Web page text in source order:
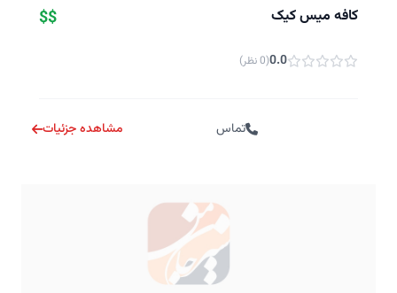
کافه میس کیک $$
0.0(0 نظر)
تماس مشاهده جزئیات